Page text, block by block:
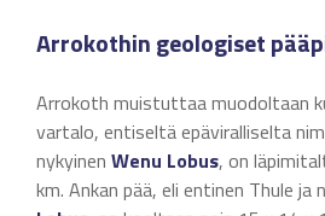
Arrokothin geologiset
Arrokoth muistuttaa muodoltaan
vartalo, entiseltä epäviralliselta
nykyinen Wenu Lobus, on
km. Ankan pää, eli entinen Thule ja